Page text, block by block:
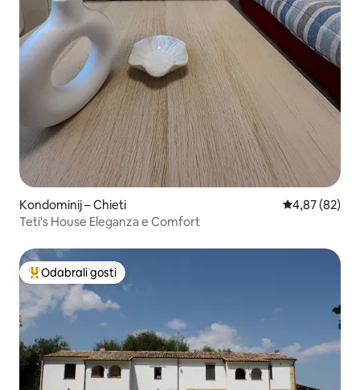
Kondominij – Chieti Prosječna
4,87 (82)
Teti's House Eleganza e Comfort
Među najviše rangiranima s oznakom „Odabrali gosti”
Odabrali gosti